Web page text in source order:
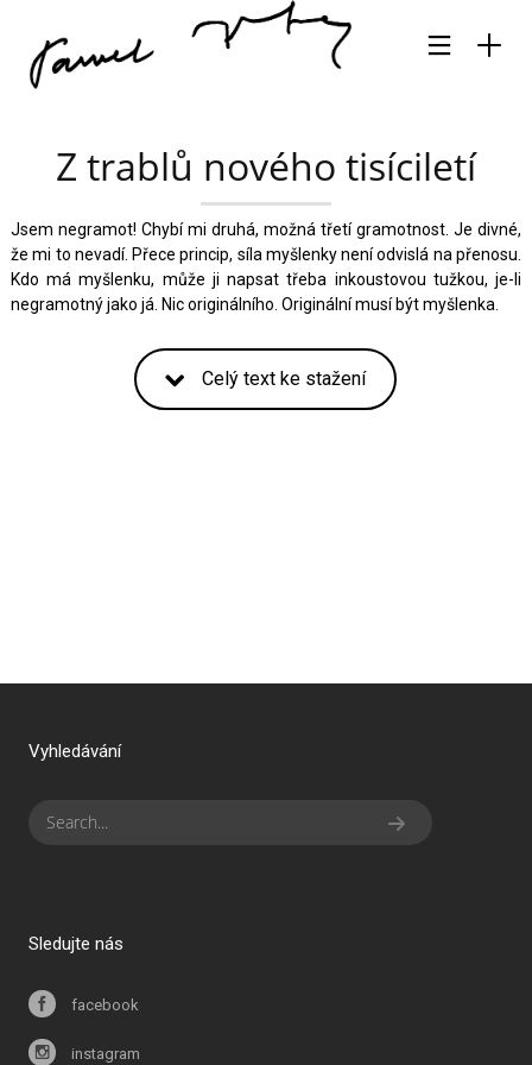
Z trablů nového tisíciletí
Jsem negramot! Chybí mi druhá, možná třetí gramotnost. Je divné,
že mi to nevadí. Přece princip, síla myšlenky není odvislá na přenosu.
Kdo má myšlenku, může ji napsat třeba inkoustovou tužkou, je-li
negramotný jako já. Nic originálního. Originální musí být myšlenka.
Celý text ke stažení
Vyhledávání
Sledujte nás
facebook
instagram